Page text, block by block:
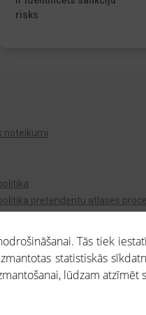
risks
noteikumi
pretendentu atlases
raksturs, un tai nav juridiska
Tās tiek
statistiskās
lūdzam atzīmēt